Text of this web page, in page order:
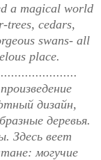
a magical world
trees, cedars,
swans- all
place.
дизайн,
деревья.
Здесь веет
могучие